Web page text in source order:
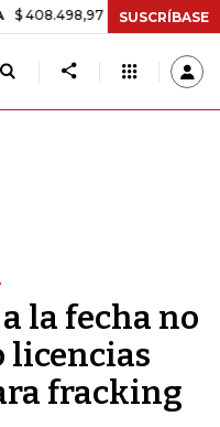
+$ 8.753,81 +2,19%
SUSCRÍBASE
la fecha no
licencias
fracking